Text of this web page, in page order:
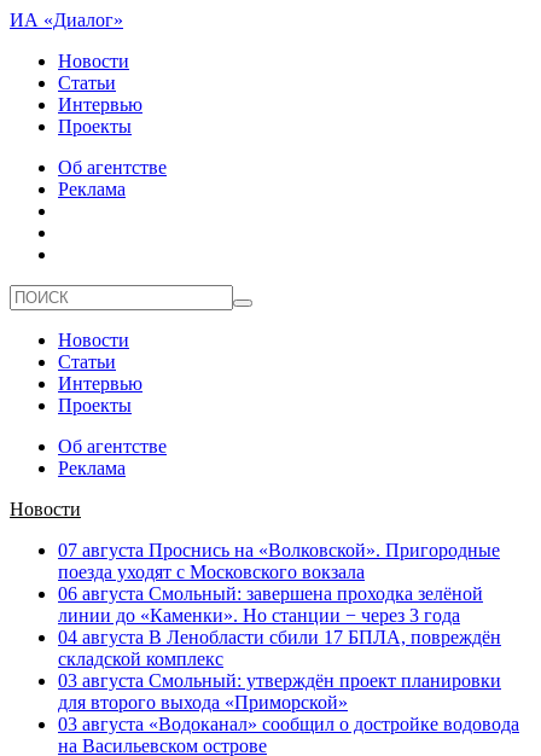
ИА «Диалог»
Новости
Статьи
Интервью
Проекты
Об агентстве
Реклама
Новости
Статьи
Интервью
Проекты
Об агентстве
Реклама
Новости
07 августа Проснись на «Волковской». Пригородные
поезда уходят с Московского вокзала
06 августа Смольный: завершена проходка зелёной
линии до «Каменки». Но станции − через 3 года
04 августа В Ленобласти сбили 17 БПЛА, повреждён
складской комплекс
03 августа Смольный: утверждён проект планировки
для второго выхода «Приморской»
03 августа «Водоканал» сообщил о достройке водовода
на Васильевском острове